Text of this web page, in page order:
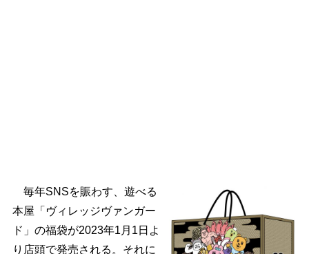
毎年SNSを賑わす、遊べる
本屋「ヴィレッジヴァンガー
ド」の福袋が2023年1月1日よ
り店頭で発売される。それに